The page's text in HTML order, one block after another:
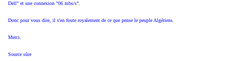
Dell" et une connexion "06 mbs/s".
Donc pour vous dire, il s'en foute royalement de ce que pense le peuple Algériens.
Merci.
Source sûre